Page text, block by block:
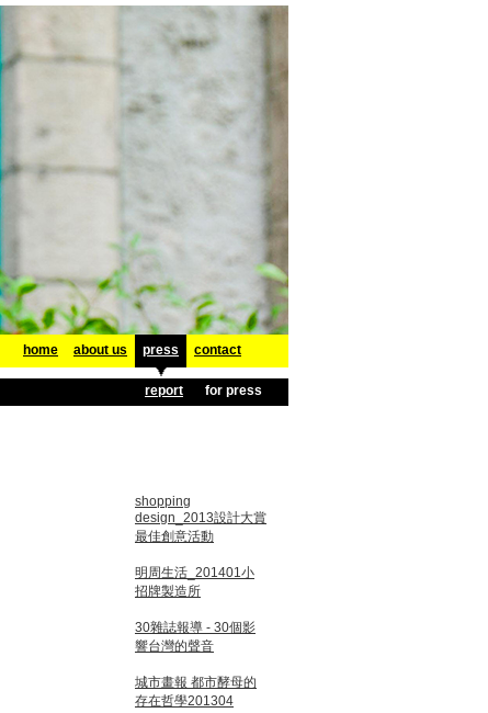
home about us press contact
report for press
shopping
design_2013設計大賞
最佳創意活動
明周生活_201401小
招牌製造所
30雜誌報導 - 30個影
響台灣的聲音
城市畫報 都市酵母的
存在哲學201304